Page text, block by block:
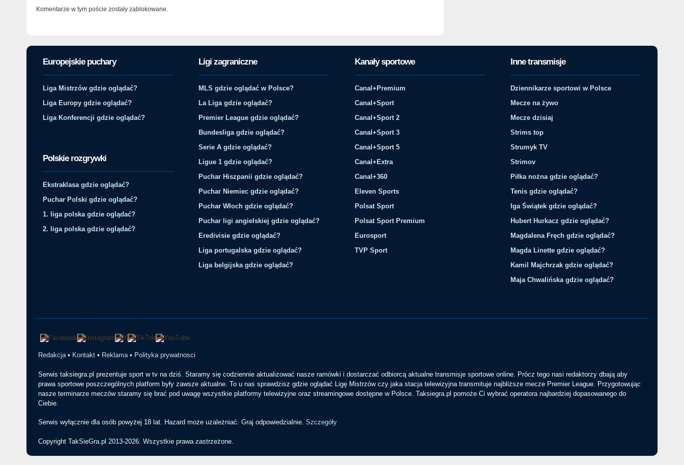
Komentarze w tym poście zostały zablokowane.
Europejskie puchary
Liga Mistrzów gdzie oglądać?
Liga Europy gdzie oglądać?
Liga Konferencji gdzie oglądać?
Polskie rozgrywki
Ekstraklasa gdzie oglądać?
Puchar Polski gdzie oglądać?
1. liga polska gdzie oglądać?
2. liga polska gdzie oglądać?
Ligi zagraniczne
MLS gdzie oglądać w Polsce?
La Liga gdzie oglądać?
Premier League gdzie oglądać?
Bundesliga gdzie oglądać?
Serie A gdzie oglądać?
Ligue 1 gdzie oglądać?
Puchar Hiszpanii gdzie oglądać?
Puchar Niemiec gdzie oglądać?
Puchar Włoch gdzie oglądać?
Puchar ligi angielskiej gdzie oglądać?
Eredivisie gdzie oglądać?
Liga portugalska gdzie oglądać?
Liga belgijska gdzie oglądać?
Kanały sportowe
Canal+Premium
Canal+Sport
Canal+Sport 2
Canal+Sport 3
Canal+Sport 5
Canal+Extra
Canal+360
Eleven Sports
Polsat Sport
Polsat Sport Premium
Eurosport
TVP Sport
Inne transmisje
Dziennikarze sportowi w Polsce
Mecze na żywo
Mecze dzisiaj
Strims top
Strumyk TV
Strimov
Piłka nożna gdzie oglądać?
Tenis gdzie oglądać?
Iga Świątek gdzie oglądać?
Hubert Hurkacz gdzie oglądać?
Magdalena Fręch gdzie oglądać?
Magda Linette gdzie oglądać?
Kamil Majchrzak gdzie oglądać?
Maja Chwalińska gdzie oglądać?
Redakcja• Kontakt• Reklama• Polityka prywatnosci
Serwis taksiegra.pl prezentuje sport w tv na dziś. Staramy się codziennie aktualizować nasze ramówki i dostarczać odbiorcą aktualne transmisje sportowe online. Prócz tego nasi redaktorzy dbają aby
prawa sportowe poszczególnych platform były zawsze aktualne. To u nas sprawdzisz gdzie oglądać Ligę Mistrzów czy jaka stacja telewizyjna transmituje najbliższe mecze Premier League. Przygotowując
nasze terminarze meczów staramy się brać pod uwagę wszystkie platformy telewizyjne oraz streamingowe dostępne w Polsce. Taksiegra.pl pomoże Ci wybrać operatora najbardziej dopasowanego do
Ciebie.
Serwis wyłącznie dla osób powyżej 18 lat. Hazard może uzależniać. Graj odpowiedzialnie. Szczegóły
Copyright TakSieGra.pl 2013-2026. Wszystkie prawa zastrzeżone.